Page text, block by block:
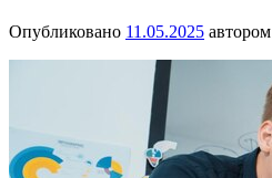
Опубликовано 11.05.2025 автором